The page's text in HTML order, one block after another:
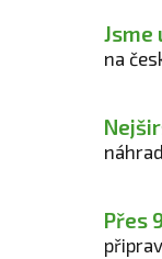
Jsme
na
Přes